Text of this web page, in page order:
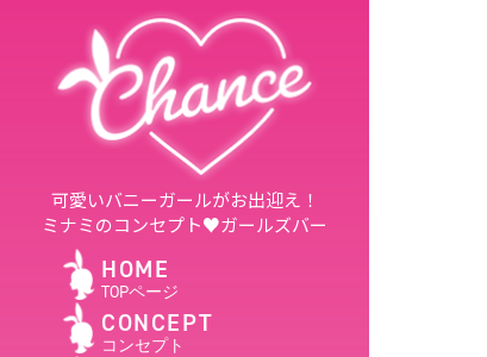
可愛いバニーガールがお出迎え！
ミナミのコンセプト♥ガールズバー
HOME
TOPページ
CONCEPT
コンセプト